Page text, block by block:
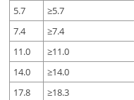
5.7
≥5.7
7.4
≥7.4
11.0
≥11.0
14.0
≥14.0
17.8
≥18.3